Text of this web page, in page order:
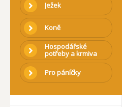
Ježek
Koně
Hospodářské
potřeby a krmiva
Pro páníčky